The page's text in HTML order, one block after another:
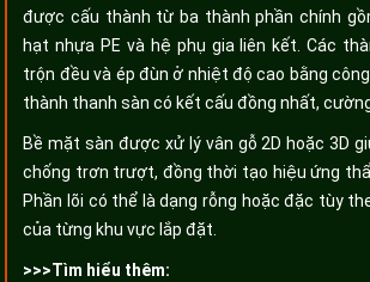
được cấu thành từ ba thành phần chính
hạt nhựa PE và hệ phụ gia liên kết. Các
trộn đều và ép đùn ở nhiệt độ cao bằng
thành thanh sàn có kết cấu đồng nhất,
Bề mặt sàn được xử lý vân gỗ 2D hoặc 3D
chống trơn trượt, đồng thời tạo hiệu ứng
Phần lõi có thể là dạng rỗng hoặc đặc tùy
của từng khu vực lắp đặt.
>>>Tìm hiểu thêm: